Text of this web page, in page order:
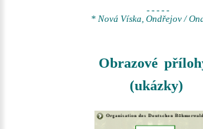
- - - - -
* Nová Víska, Ondřejov /
Obrazové
(ukázky)